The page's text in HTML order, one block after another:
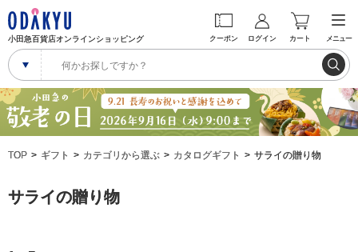
小田急百貨店オンラインショッピング クーポン ログイン カート メニュー
TOP ギフト カテゴリから選ぶ カタログギフト サライの贈り物
サライの贈り物